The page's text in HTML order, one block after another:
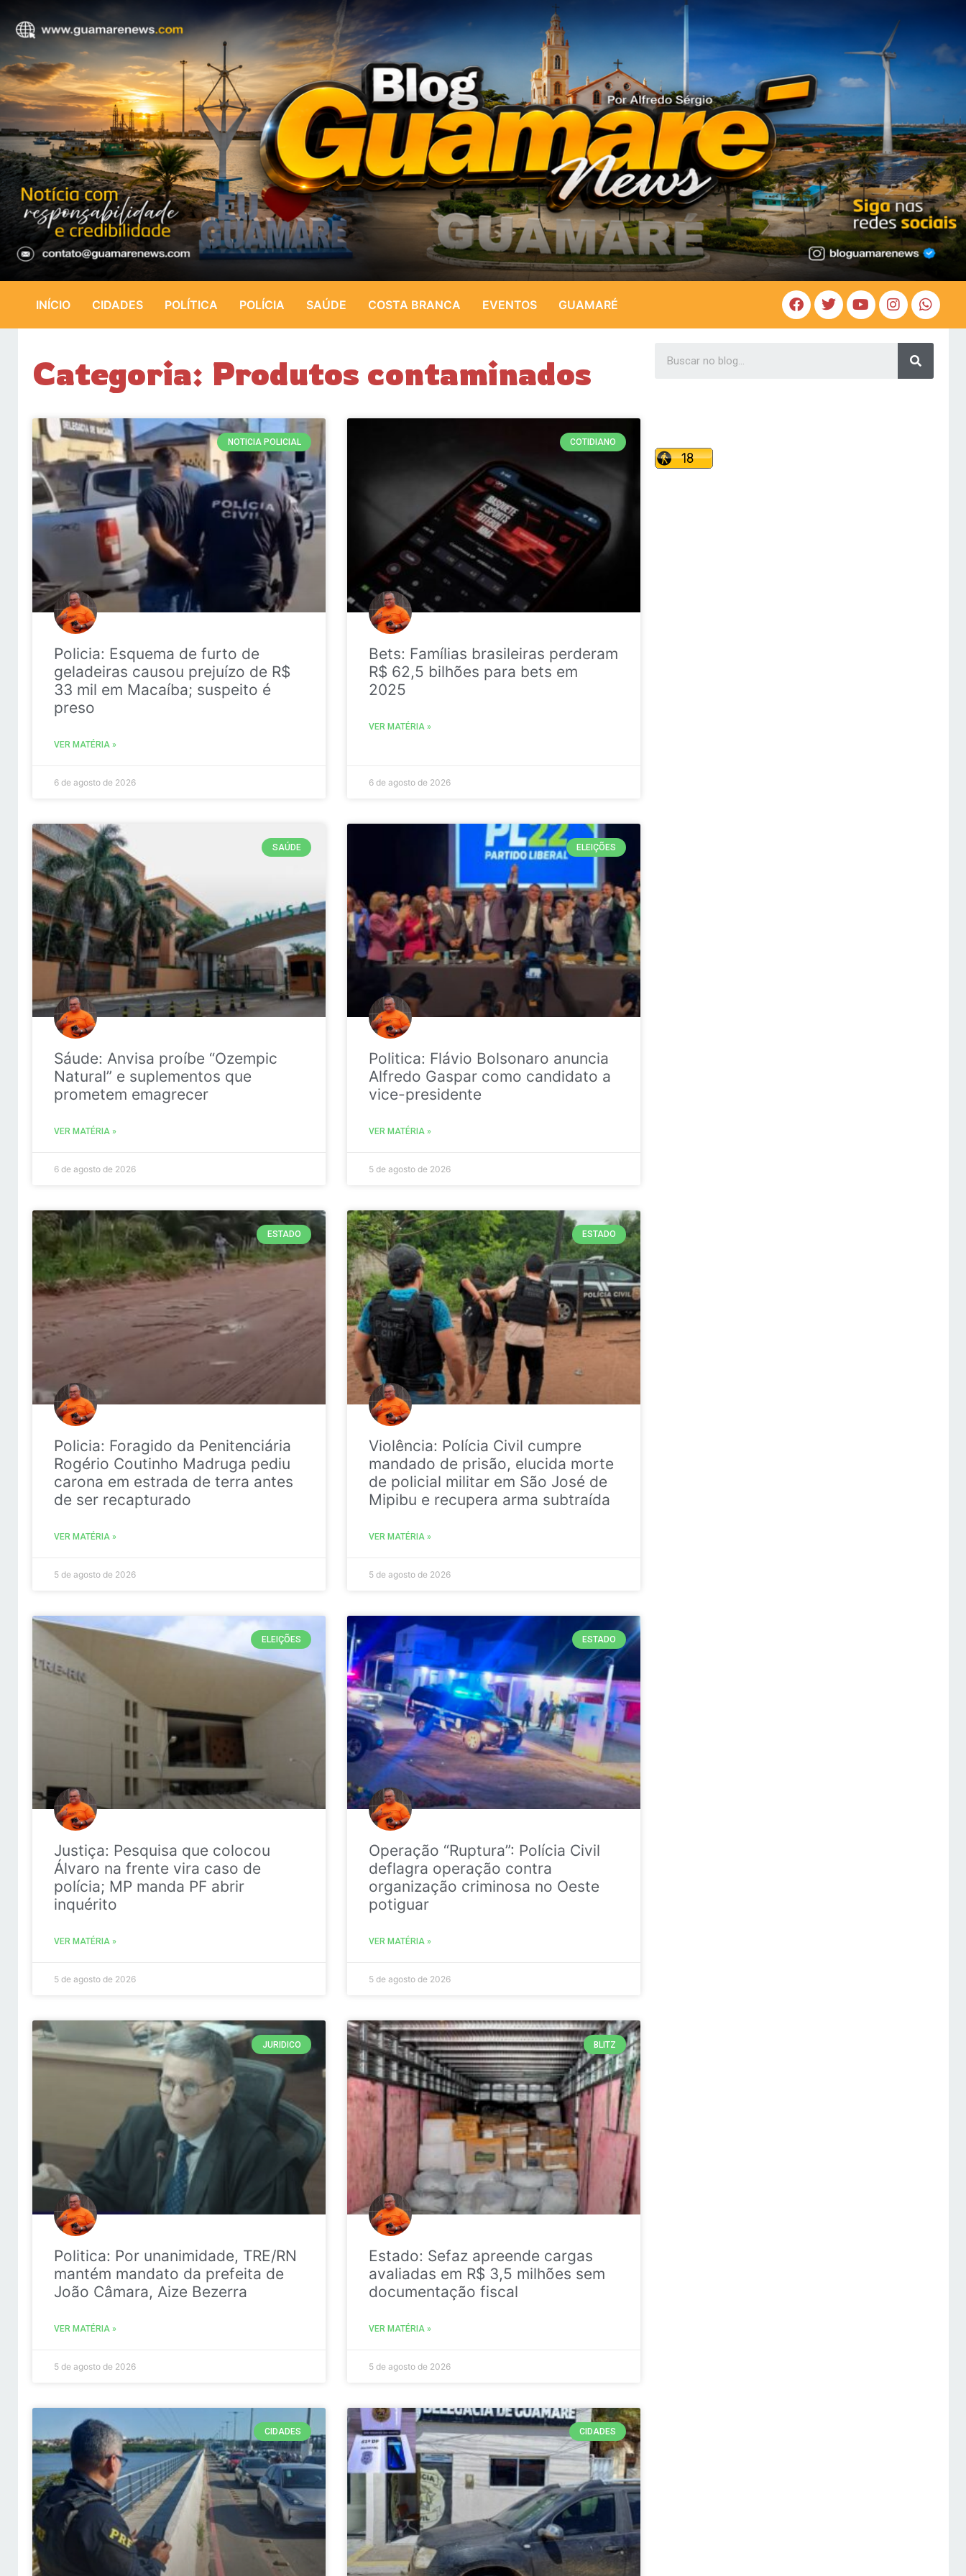
INÍCIO CIDADES POLÍTICA POLÍCIA SAÚDE COSTA BRANCA EVENTOS GUAMARÉ
Categoria: Produtos contaminados
NOTICIA POLICIAL
Policia: Esquema de furto de
geladeiras causou prejuízo de R$
33 mil em Macaíba; suspeito é
preso
VER MATÉRIA »
6 de agosto de 2026
COTIDIANO
Bets: Famílias brasileiras perderam
R$ 62,5 bilhões para bets em
2025
VER MATÉRIA »
6 de agosto de 2026
SAÚDE
Sáude: Anvisa proíbe “Ozempic
Natural” e suplementos que
prometem emagrecer
VER MATÉRIA »
6 de agosto de 2026
ELEIÇÕES
Politica: Flávio Bolsonaro anuncia
Alfredo Gaspar como candidato a
vice-presidente
VER MATÉRIA »
5 de agosto de 2026
ESTADO
Policia: Foragido da Penitenciária
Rogério Coutinho Madruga pediu
carona em estrada de terra antes
de ser recapturado
VER MATÉRIA »
5 de agosto de 2026
ESTADO
Violência: Polícia Civil cumpre
mandado de prisão, elucida morte
de policial militar em São José de
Mipibu e recupera arma subtraída
VER MATÉRIA »
5 de agosto de 2026
ELEIÇÕES
Justiça: Pesquisa que colocou
Álvaro na frente vira caso de
polícia; MP manda PF abrir
inquérito
VER MATÉRIA »
5 de agosto de 2026
ESTADO
Operação “Ruptura”: Polícia Civil
deflagra operação contra
organização criminosa no Oeste
potiguar
VER MATÉRIA »
5 de agosto de 2026
JURIDICO
Politica: Por unanimidade, TRE/RN
mantém mandato da prefeita de
João Câmara, Aize Bezerra
VER MATÉRIA »
5 de agosto de 2026
BLITZ
Estado: Sefaz apreende cargas
avaliadas em R$ 3,5 milhões sem
documentação fiscal
VER MATÉRIA »
5 de agosto de 2026
CIDADES CIDADES